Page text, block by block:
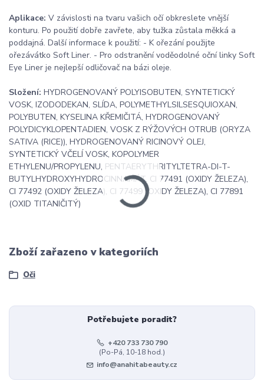
Aplikace: V závislosti na tvaru vašich očí obkreslete vnější
konturu. Po použití dobře zavřete, aby tužka zůstala měkká a
poddajná. Další informace k použití: - K ořezání použijte
ořezávátko Soft Liner. - Pro odstranění voděodolné oční linky Soft
Eye Liner je nejlepší odličovač na bázi oleje.
Složení: HYDROGENOVANÝ POLYISOBUTEN, SYNTETICKÝ
VOSK, IZODODEKAN, SLÍDA, POLYMETHYLSILSESQUIOXAN,
POLYBUTEN, KYSELINA KŘEMIČITÁ, HYDROGENOVANÝ
POLYDICYKLOPENTADIEN, VOSK Z RÝŽOVÝCH OTRUB (ORYZA
SATIVA (RICE)), HYDROGENOVANÝ RICINOVÝ OLEJ,
SYNTETICKÝ VČELÍ VOSK, KOPOLYMER
ETHYLENU/PROPYLENU, PENTAERYTHRITYLTETRA-DI-T-
BUTYLHYDROXYHYDROCINNAMÁT, CI 77491 (OXIDY ŽELEZA),
CI 77492 (OXIDY ŽELEZA), CI 77499 (OXIDY ŽELEZA), CI 77891
(OXID TITANIČITÝ)
Zboží zařazeno v kategoriích
Oči
Potřebujete poradit?
+420 733 730 790
(Po-Pá, 10-18 hod.)
info@anahitabeauty.cz